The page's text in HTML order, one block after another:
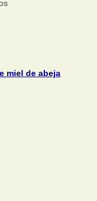
miel de abeja